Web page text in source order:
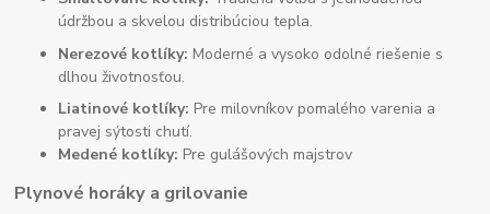
údržbou a skvelou distribúciou tepla.
Nerezové kotlíky: Moderné a vysoko odolné riešenie s
dlhou životnosťou.
Liatinové kotlíky: Pre milovníkov pomalého varenia a
pravej sýtosti chutí.
Medené kotlíky: Pre gulášových majstrov
Plynové horáky a grilovanie